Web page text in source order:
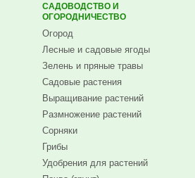
САДОВОДСТВО И
ОГОРОДНИЧЕСТВО
Огород
Лесные и садовые ягоды
Зелень и пряные травы
Садовые растения
Выращивание растений
Размножение растений
Сорняки
Грибы
Удобрения для растений